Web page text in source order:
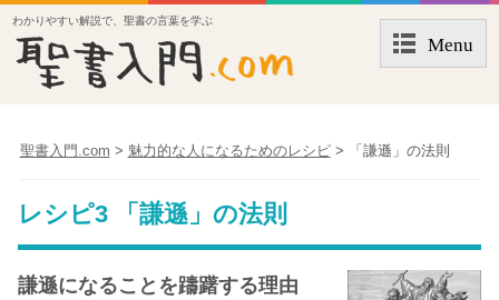
わかりやすい解説で、聖書の言葉を学ぶ
Menu
聖書入門.com > 魅力的な人になるためのレシピ> 「謙遜」の法則
レシピ3 「謙遜」の法則
謙遜になることを躊躇する理由